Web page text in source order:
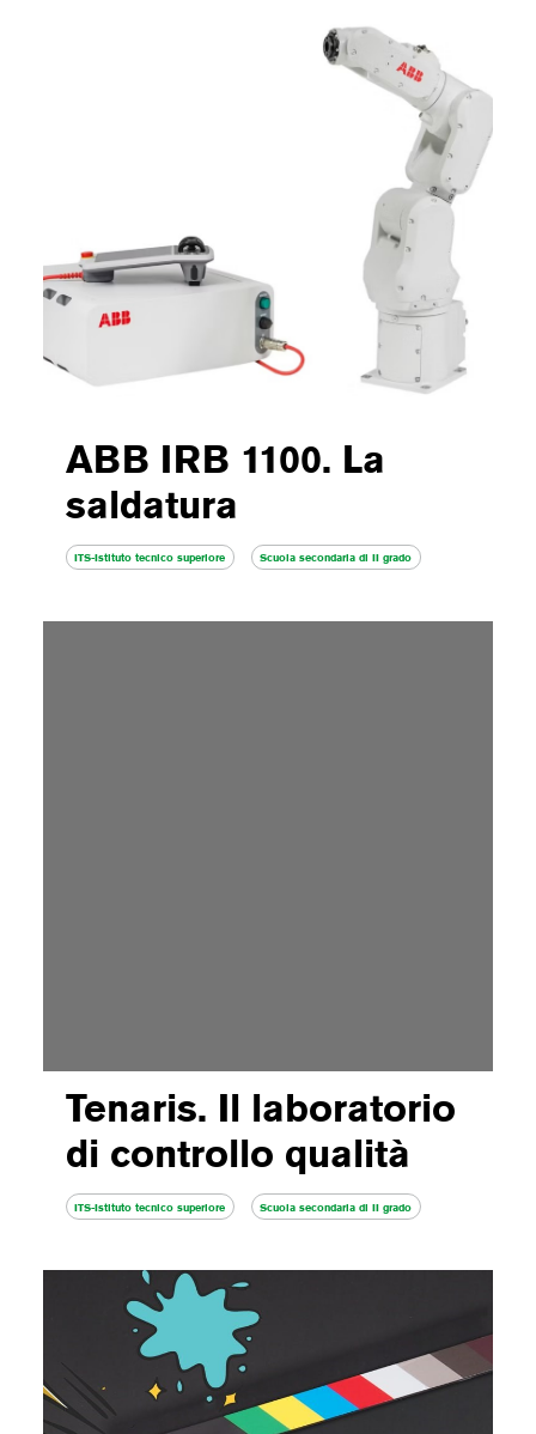
ABB IRB 1100. La
saldatura
ITS-Istituto tecnico superiore Scuola secondaria di II grado
Tenaris. Il laboratorio
di controllo qualità
ITS-Istituto tecnico superiore Scuola secondaria di II grado